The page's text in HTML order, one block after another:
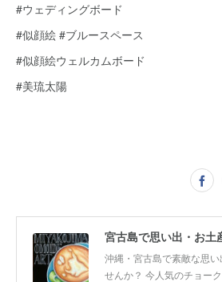
#ウェディングボード
#似顔絵 #ブルースペース
#似顔絵ウェルカムボード
#美琉太陽
沖縄・宮古島で素敵な思
せんか？ 今人気のチョー